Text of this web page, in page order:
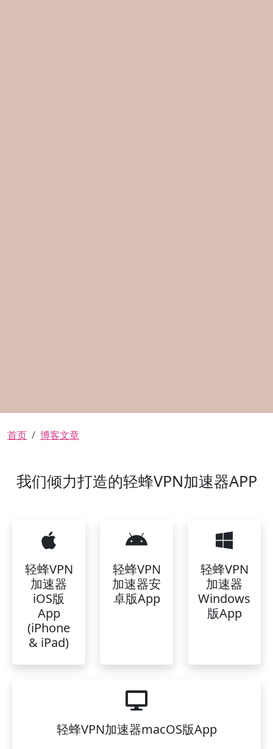
面包屑
首页 博客文章
我们倾力打造的轻蜂VPN加速器APP
轻蜂VPN
加速器
iOS版
App
(iPhone
& iPad)
轻蜂VPN
加速器安
卓版App
轻蜂VPN
加速器
Windows
版App
轻蜂VPN加速器macOS版App